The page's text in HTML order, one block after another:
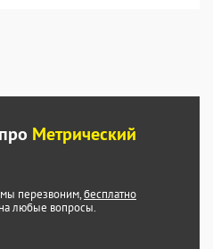
Метрический
перезвоним,бесплатно
любые вопросы.